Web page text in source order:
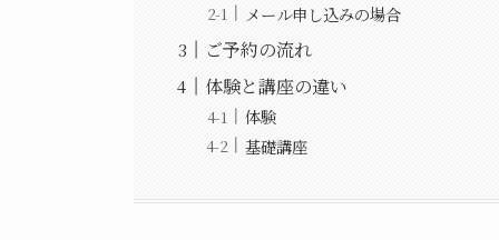
メール申し込みの場合
ご予約の流れ
体験と講座の違い
体験
基礎講座